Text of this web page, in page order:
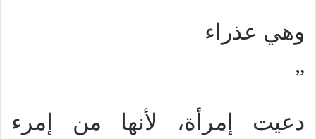
وهي عذراء
”
دعيت إمرأة، لأنها من إمرء